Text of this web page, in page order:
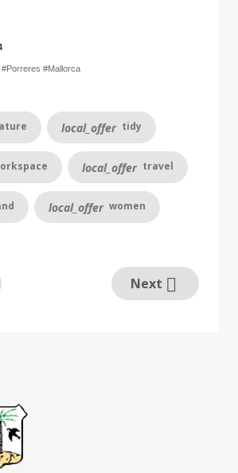
#Mallorca
local_offer tidy
local_offer travel
local_offer women
Next